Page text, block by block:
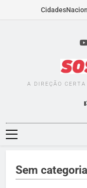
Cidades
A DIREÇÃO
Sem categoria